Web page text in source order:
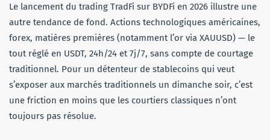
Le lancement du trading TradFi sur BYDFi en 2026 illustre une
autre tendance de fond. Actions technologiques américaines,
forex, matières premières (notamment l’or via XAUUSD) — le
tout réglé en USDT, 24h/24 et 7j/7, sans compte de courtage
traditionnel. Pour un détenteur de stablecoins qui veut
s’exposer aux marchés traditionnels un dimanche soir, c’est
une friction en moins que les courtiers classiques n’ont
toujours pas résolue.